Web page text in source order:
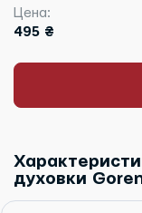
Цена:
495 ₴
духовки